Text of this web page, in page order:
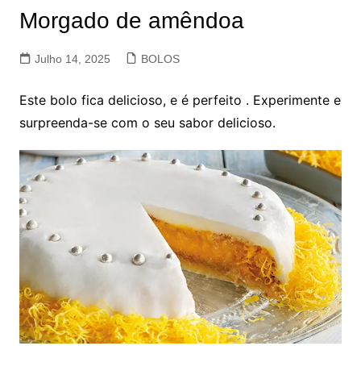
Morgado de amêndoa
Julho 14, 2025 BOLOS
Este bolo fica delicioso, e é perfeito . Experimente e
surpreenda-se com o seu sabor delicioso.